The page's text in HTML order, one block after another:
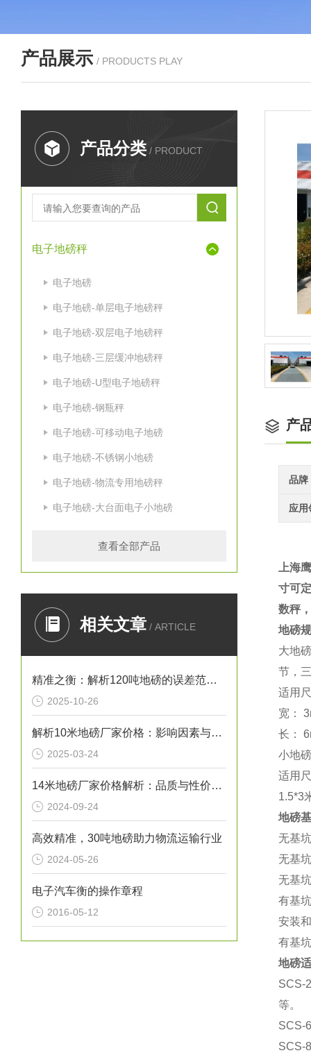
产品展示 / PRODUCTS PLAY
产品分类 / PRODUCT
电子地磅秤
电子地磅
电子地磅-单层电子地磅秤
电子地磅-双层电子地磅秤
电子地磅-三层缓冲地磅秤
电子地磅-U型电子地磅秤
电子地磅-钢瓶秤
电子地磅-可移动电子地磅
电子地磅-不锈钢小地磅
电子地磅-物流专用地磅秤
电子地磅-大台面电子小地磅
查看全部产品
相关文章 / ARTICLE
精准之衡：解析120吨地磅的误差范围与管理实践
2025-10-26
解析10米地磅厂家价格：影响因素与市场行情
2025-03-24
14米地磅厂家价格解析：品质与性价比的考量
2024-09-24
高效精准，30吨地磅助力物流运输行业
2024-05-26
电子汽车衡的操作章程
2016-05-12
产
品牌
应用
上海
寸可
数秤
地磅
大地
节，
适用
宽：
长：
小地
适用
1.5*3
地磅
无基
无基
无基
有基
安装
有基
地磅
SCS-
等。
SCS-
SCS-